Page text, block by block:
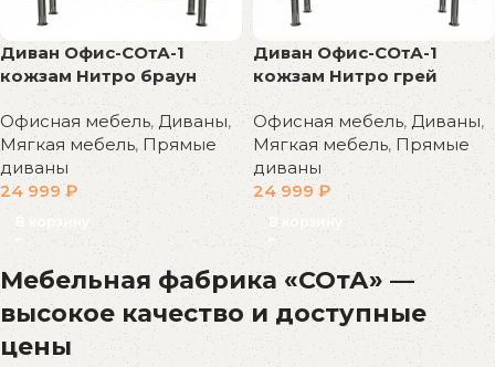
Диван Офис-СОтА-1
кожзам Нитро браун
Офисная мебель, Диваны,
Мягкая мебель, Прямые
диваны
24 999₽
В корзину
Диван Офис-СОтА-1
кожзам Нитро грей
Офисная мебель,Диваны,
Мягкая мебель,Прямые
диваны
24 999₽
В корзину
Мебельная фабрика «СОтА» —
высокое качество и доступные
цены